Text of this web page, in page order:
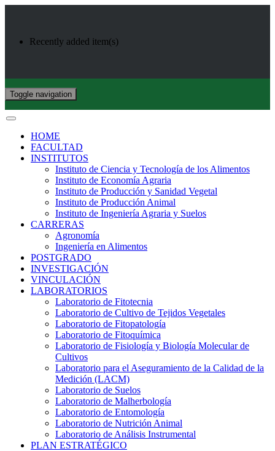
Recently added item(s)
Toggle navigation
HOME
FACULTAD
INSTITUTOS
Instituto de Ciencia y Tecnología de los Alimentos
Instituto de Economía Agraria
Instituto de Producción y Sanidad Vegetal
Instituto de Producción Animal
Instituto de Ingeniería Agraria y Suelos
CARRERAS
Agronomía
Ingeniería en Alimentos
POSTGRADO
INVESTIGACIÓN
VINCULACIÓN
LABORATORIOS
Laboratorio de Fitotecnia
Laboratorio de Cultivo de Tejidos Vegetales
Laboratorio de Fitopatología
Laboratorio de Fitoquímica
Laboratorio de Fisiología y Biología Molecular de
Cultivos
Laboratorio para el Aseguramiento de la Calidad de la
Medición (LACM)
Laboratorio de Suelos
Laboratorio de Malherbología
Laboratorio de Entomología
Laboratorio de Nutrición Animal
Laboratorio de Análisis Instrumental
PLAN ESTRATÉGICO